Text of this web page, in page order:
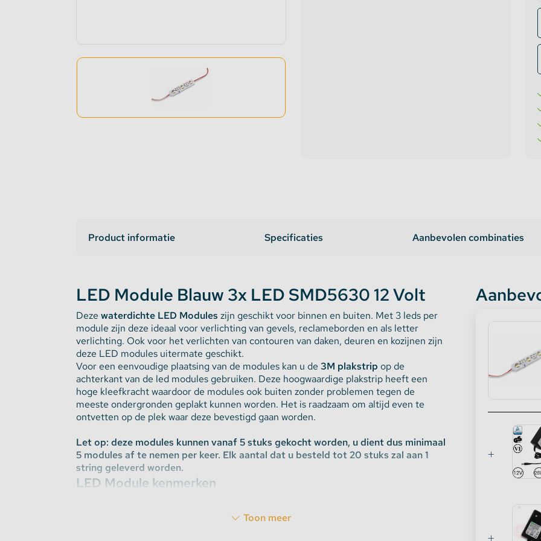
LED strip versterker
Fase aansnijding en fase afsnijding
1-10V Accessoires
Matter Compatible
Stekkerdozen
WLED Compatible
Batterijen
Accessoires Topmet
Product informatie Specificaties Aanbevolen combinaties
LED Module Blauw 3x LED SMD5630 12 Volt
Deze waterdichte LED Modules zijn geschikt voor binnen en buiten. Met 3 leds per
module zijn deze ideaal voor verlichting van gevels, reclameborden en als letter
verlichting. Ook voor het verlichten van contouren van daken, deuren en kozijnen zijn
deze LED modules uitermate geschikt.
Voor een eenvoudige plaatsing van de modules kan u de 3M plakstrip op de
achterkant van de led modules gebruiken. Deze hoogwaardige plakstrip heeft een
hoge kleefkracht waardoor de modules ook buiten zonder problemen tegen de
meeste ondergronden geplakt kunnen worden. Het is raadzaam om altijd even te
ontvetten op de plek waar deze bevestigd gaan worden.
Let op: deze modules kunnen vanaf 5 stuks gekocht worden, u dient dus minimaal
5 modules af te nemen per keer. Elk aantal dat u besteld tot 20 stuks zal aan 1
string geleverd worden.
LED Module kenmerken
schijnhoek erg groot en dit vergroot het schijnsel voor indirecte verlichting.
Toon meer